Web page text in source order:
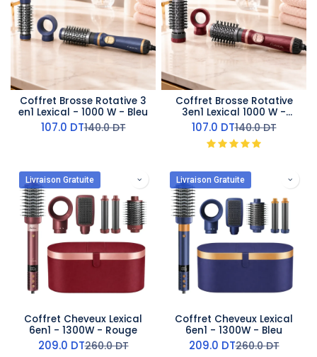
Coffret Brosse Rotative 3
en1 Lexical - 1000 W - Bleu
107.0 DT140.0DT
Coffret Brosse Rotative
3en1 Lexical 1000 W -
Rouge
107.0 DT140.0DT
Livraison Gratuite
Coffret Cheveux Lexical
6en1 - 1300W - Rouge
209.0 DT260.0DT
Livraison Gratuite
Coffret Cheveux Lexical
6en1 - 1300W - Bleu
209.0 DT260.0DT